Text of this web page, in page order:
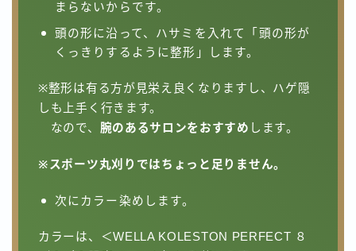
まらないからです。
頭の形に沿って、ハサミを入れて「頭の形が
くっきりするように整形」します。
※整形は有る方が見栄え良くなりますし、ハゲ隠
しも上手く行きます。
なので、 腕のあるサロンをおすすめ します。
※スポーツ丸刈りではちょっと足りません。
次にカラー染めします。
カラーは、＜WELLA KOLESTON PERFECT ８